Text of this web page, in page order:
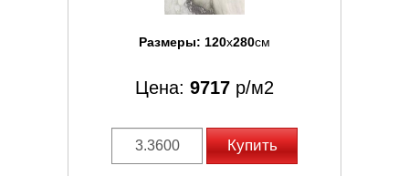
Размеры: 120x280см
Цена: 9717 р/м2
Купить